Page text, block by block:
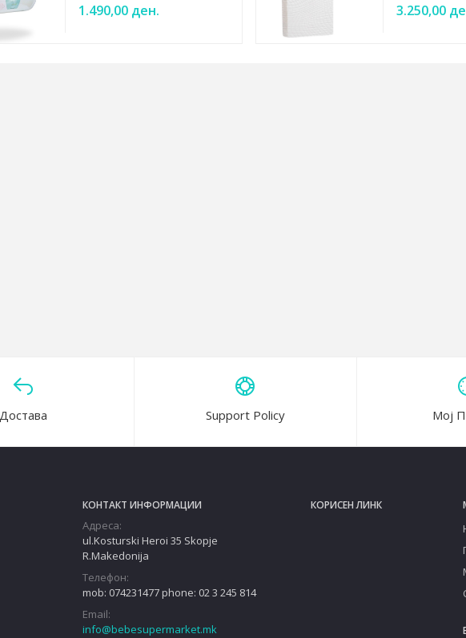
Start Tommee Tippee
1.490,00 ден. 3.250,00
Достава Support Policy Мој
КОНТАКТ ИНФОРМАЦИИ
Адреса:
ul.Kosturski Heroi 35 Skopje
R.Makedonija
Телефон:
mob: 074231477 phone: 02 3 245 814
Email:
info@bebesupermarket.mk
КОРИСЕН ЛИНК